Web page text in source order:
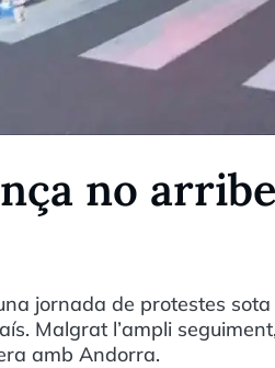
no
jornada de protestes
Malgrat l’ampli
amb Andorra.